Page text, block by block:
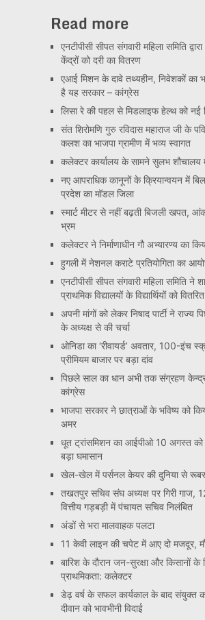
Read more
एनटीपीसी सीपत संगवारी महिला समिति
केंद्रों को दरी का वितरण
एआई मिशन के दावे तथ्यहीन, निवेशकों का
है यह सरकार – कांग्रेस
लिसा रे की पहल से मिडलाइफ हेल्थ को नई
संत शिरोमणि गुरु रविदास महाराज जी के
कलश का भाजपा ग्रामीण में भव्य स्वागत
कलेक्टर कार्यालय के सामने सुलभ शौचालय
नए आपराधिक कानूनों के क्रियान्वयन में
प्रदेश का मॉडल जिला
स्मार्ट मीटर से नहीं बढ़ती बिजली खपत,
भ्रम
कलेक्टर ने निर्माणाधीन गौ अभ्यारण्य का
हुगली में नेशनल कराटे प्रतियोगिता का
एनटीपीसी सीपत संगवारी महिला समिति ने
प्राथमिक विद्यालयों के विद्यार्थियों को
अपनी मांगों को लेकर निषाद पार्टी ने राज्य
के अध्यक्ष से की चर्चा
ओनिडा का ‘रीवायर्ड’ अवतार, 100-इंच
प्रीमियम बाजार पर बड़ा दांव
पिछले साल का धान अभी तक संग्रहण
कांग्रेस
भाजपा सरकार ने छात्राओं के भविष्य को
अमर
धूत ट्रांसमिशन का आईपीओ 10 अगस्त को
बड़ा घमासान
खेल-खेल में पर्सनल केयर की दुनिया से
तखतपुर सचिव संघ अध्यक्ष पर गिरी गाज,
वित्तीय गड़बड़ी में पंचायत सचिव निलंबित
अंडों से भरा मालवाहक पलटा
11 केवी लाइन की चपेट में आए दो मजदूर,
बारिश के दौरान जन-सुरक्षा और किसानों के
प्राथमिकता: कलेक्टर
डेढ़ वर्ष के सफल कार्यकाल के बाद संयुक्त
दीवान को भावभीनी विदाई